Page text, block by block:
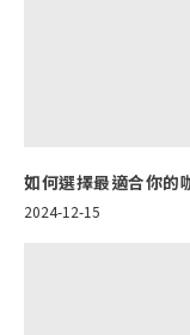
如何選擇最適合你的
2024-12-15